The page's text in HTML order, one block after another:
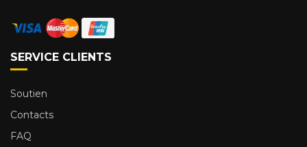
SERVICE CLIENTS
Soutien
Contacts
FAQ